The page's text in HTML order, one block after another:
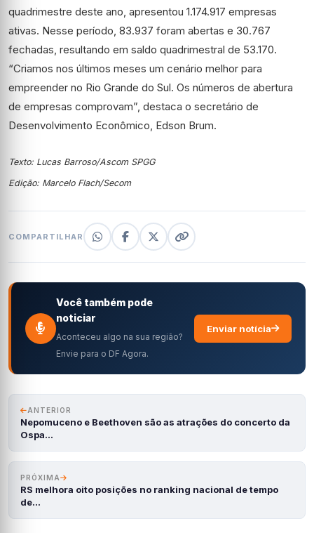
quadrimestre deste ano, apresentou 1.174.917 empresas
ativas. Nesse período, 83.937 foram abertas e 30.767
fechadas, resultando em saldo quadrimestral de 53.170.
“Criamos nos últimos meses um cenário melhor para
empreender no Rio Grande do Sul. Os números de abertura
de empresas comprovam”, destaca o secretário de
Desenvolvimento Econômico, Edson Brum.
Texto: Lucas Barroso/Ascom SPGG
Edição: Marcelo Flach/Secom
COMPARTILHAR
Você também pode
noticiar
Aconteceu algo na sua região?
Envie para o DF Agora.
Enviar notícia
ANTERIOR
Nepomuceno e Beethoven são as atrações do concerto da
Ospa…
PRÓXIMA
RS melhora oito posições no ranking nacional de tempo
de…